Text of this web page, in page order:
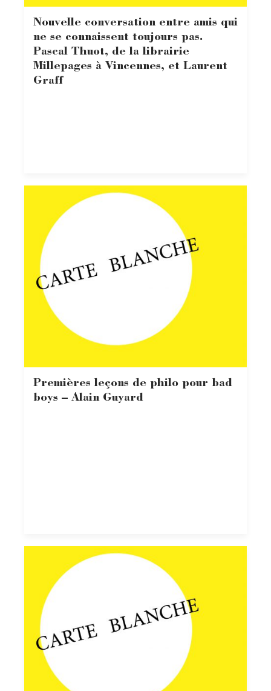
Nouvelle conversation entre amis qui
ne se connaissent toujours pas.
Pascal Thuot, de la librairie
Millepages à Vincennes, et Laurent
Graff
Premières leçons de philo pour bad
boys – Alain Guyard